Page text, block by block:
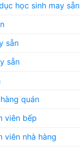
học sinh may sẵn
sẵn
sẵn
quán
viên bếp
viên nhà hàng